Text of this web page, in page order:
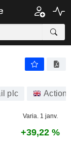
plc Actions
Varia. 1 janv.
+39,22 %